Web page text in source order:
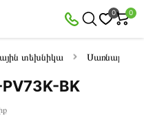
0 0
տեխնիկա
BK